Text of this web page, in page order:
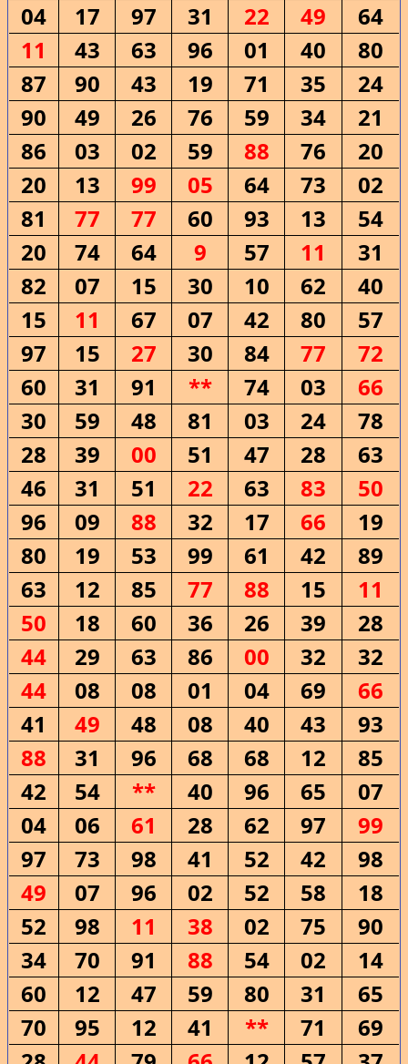
04
17 97 31 22 49
64
11
43 63 96 01 40
80
87
90 43 19 71 35
24
90
49 26 76 59 34
21
86
03 02 59 88 76
20
20
13 99 05 64 73
02
81
77 77 60 93 13
54
20
74 64 9 57 11
31
82
07 15 30 10 62
40
15
11 67 07 42 80
57
97
15 27 30 84 77
72
60
31 91 ** 74 03
66
30
59 48 81 03 24
78
28
39 00 51 47 28
63
46
31 51 22 63 83
50
96
09 88 32 17 66
19
80
19 53 99 61 42
89
63
12 85 77 88 15
11
50
18 60 36 26 39
28
44
29 63 86 00 32
32
44
08 08 01 04 69
66
41
49 48 08 40 43
93
88
31 96 68 68 12
85
42
54 ** 40 96 65
07
04
06 61 28 62 97
99
97
73 98 41 52 42
98
49
07 96 02 52 58
18
52
98 11 38 02 75
90
34
70 91 88 54 02
14
60
12 47 59 80 31
65
70
95 12 41 ** 71
69